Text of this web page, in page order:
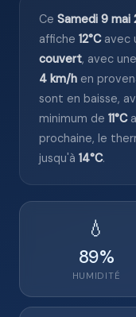
Ce Samedi 9 mai
affiche 12°Cavec
couvert, avec
4 km/h en
sont en baisse,
minimum de 11°C
prochaine, le
jusqu'à 14°C.
💧
89%
HUMIDITÉ